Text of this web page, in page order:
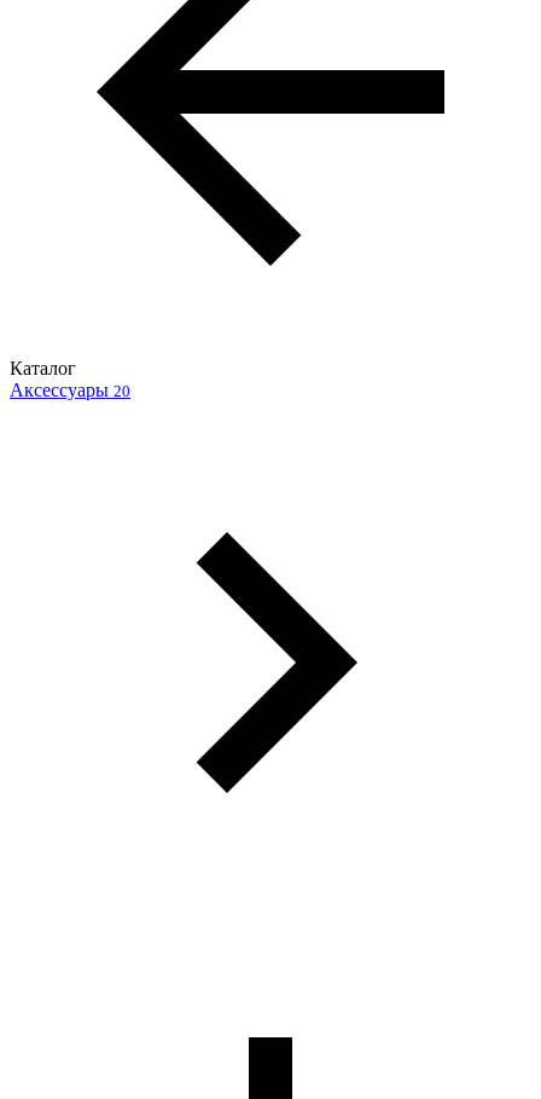
Каталог
Аксессуары 20